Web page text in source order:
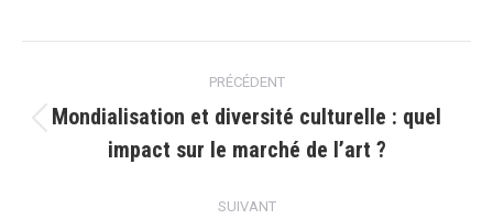
article
PRÉCÉDENT
précédent
Mondialisation et diversité culturelle : quel
impact sur le marché de l’art ?
SUIVANT